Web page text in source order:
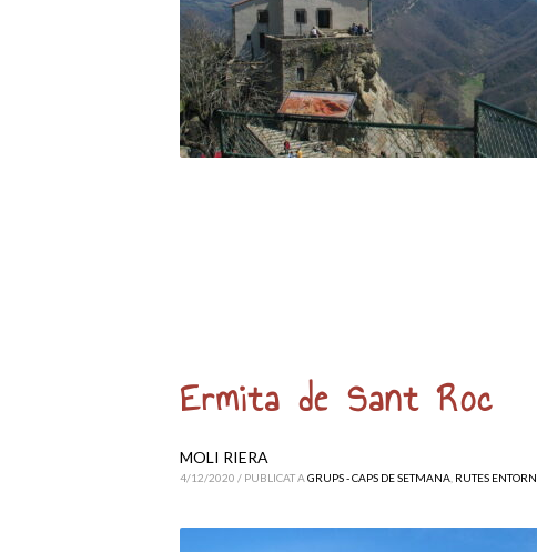
Ermita de Sant Roc
MOLI RIERA
4/12/2020 / PUBLICAT A GRUPS - CAPS DE SETMANA RUTES ENTORN